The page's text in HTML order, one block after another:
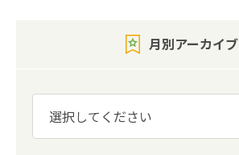
月別アーカイブ